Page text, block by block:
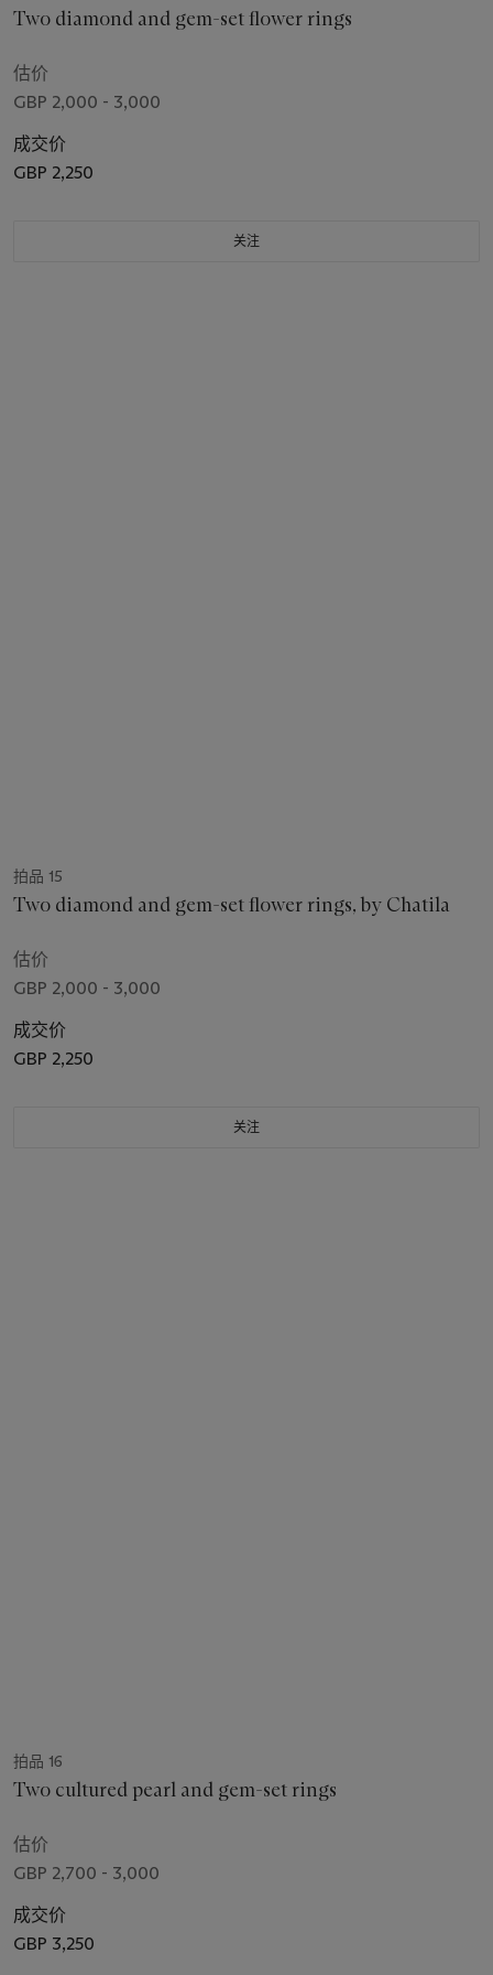
Two diamond and gem-set flower rings
估价
GBP 2,000 - 3,000
成交价
GBP 2,250
关注
拍品 15
Two diamond and gem-set flower rings, by Chatila
估价
GBP 2,000 - 3,000
成交价
GBP 2,250
关注
拍品 16
Two cultured pearl and gem-set rings
估价
GBP 2,700 - 3,000
成交价
GBP 3,250